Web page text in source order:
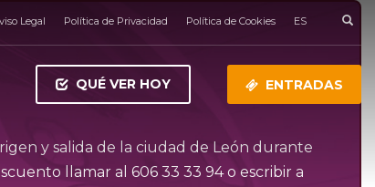
Legal Política de Privacidad Política de Cookies ES
QUÉ VER HOY ENTRADAS
y salida de la ciudad de León durante
llamar al 606 33 33 94o escribir a